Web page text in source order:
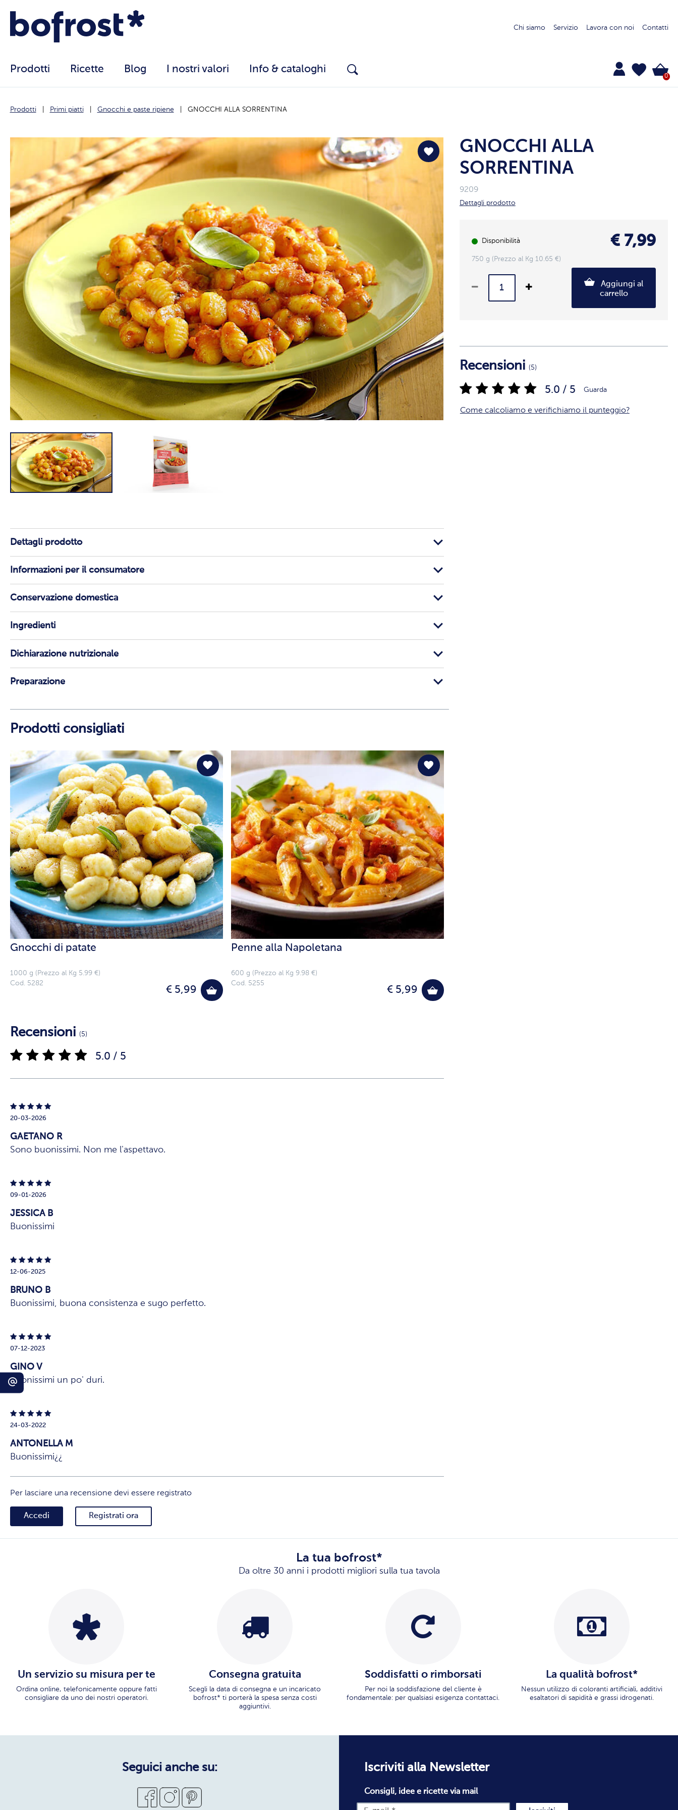
Chi siamo Servizio Lavora con noi Contatti
Prodotti Ricette Blog I nostri valori Info & cataloghi
0
Prodotti Primi piatti Gnocchi e paste ripiene GNOCCHI ALLA SORRENTINA
GNOCCHI ALLA
SORRENTINA
9209
Dettagli prodotto
Disponibilità € 7,99
750 g (Prezzo al Kg 10.65 €)
Aggiungi al
carrello
Recensioni (5)
5.0 / 5 Guarda
Come calcoliamo e verifichiamo il punteggio?
Dettagli prodotto
Informazioni per il consumatore
Conservazione domestica
Ingredienti
Dichiarazione nutrizionale
Preparazione
Prodotti consigliati
Gnocchi di patate
1000 g (Prezzo al Kg 5.99 €)
€ 5,99
Cod. 5282
Penne alla Napoletana
600 g (Prezzo al Kg 9.98 €)
€ 5,99
Cod. 5255
Recensioni (5)
5.0 / 5
20-03-2026
GAETANO R
Sono buonissimi. Non me l'aspettavo.
09-01-2026
JESSICA B
Buonissimi
12-06-2025
BRUNO B
Buonissimi, buona consistenza e sugo perfetto.
07-12-2023
GINO V
Buonissimi un po' duri.
24-03-2022
ANTONELLA M
Buonissimi¿¿
Per lasciare una recensione devi essere registrato
Accedi Registrati ora
La tua bofrost*
Da oltre 30 anni i prodotti migliori sulla tua tavola
Un servizio su misura per te
Ordina online, telefonicamente oppure fatti
consigliare da uno dei nostri operatori.
Consegna gratuita
Scegli la data di consegna e un incaricato
bofrost* ti porterà la spesa senza costi
aggiuntivi.
Soddisfatti o rimborsati
Per noi la soddisfazione del cliente è
fondamentale: per qualsiasi esigenza contattaci.
La qualità bofrost*
Nessun utilizzo di coloranti artificiali, additivi
esaltatori di sapidità e grassi idrogenati.
Seguici anche su: Iscriviti alla Newsletter
Consigli, idee e ricette via mail